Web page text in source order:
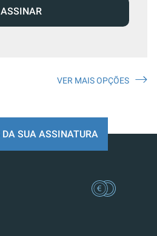
ASSINAR
VER MAIS OPÇÕES
DA SUA ASSINATURA